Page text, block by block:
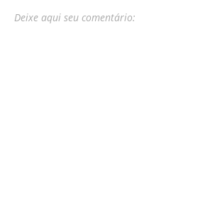
Deixe aqui seu comentário: